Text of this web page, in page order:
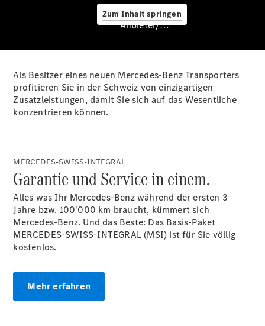
Zum Inhalt springen
& Garantien
Übersicht
MERCEDES-
SWISS-
INTEGRAL
QualityService
Serviceleistung
Anbieter/Datenschutz
Als Besitzer eines neuen Mercedes-Benz Transporters
profitieren Sie in der Schweiz von einzigartigen
Zusatzleistungen, damit Sie sich auf das Wesentliche
konzentrieren können.
MERCEDES-SWISS-INTEGRAL
Garantie und Service in einem.
Alles was Ihr Mercedes-Benz während der ersten 3
Jahre bzw. 100'000 km braucht, kümmert sich
Mercedes-Benz. Und das Beste: Das Basis-Paket
MERCEDES-SWISS-INTEGRAL (MSI) ist für Sie völlig
kostenlos.
Mehr erfahren